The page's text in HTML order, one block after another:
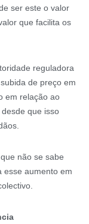
ser este o valor
que facilita os
reguladora
de preço em
em relação ao
que isso
não se sabe
esse aumento em